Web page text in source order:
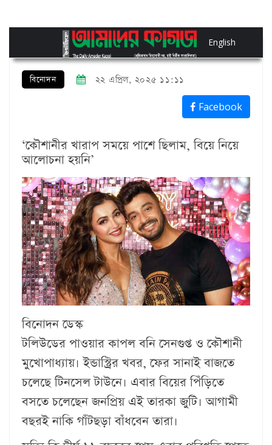
English
বিনোদন ২২ এপ্রিল, ২০২৫ ১১:১১
Facebook
‘কৌশানীর খারাপ সময়ে পাশে ছিলাম, বিয়ে নিয়ে
আলোচনা হয়নি’
বিনোদন ডেস্ক
টলিউডের পাওয়ার কাপল বনি সেনগুপ্ত ও কৌশানী
মুখোপাধ্যায়। ইন্ডাস্ট্রির খবর, ফের সানাই বাজতে
চলেছে টিনসেল টাউনে। এবার বিয়ের পিঁড়িতে
বসতে চলেছেন জনপ্রিয় এই তারকা জুটি। আগামী
বছরই নাকি গাঁটছড়া বাঁধবেন তারা।